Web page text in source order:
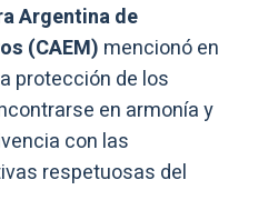
Argentina de
(CAEM) mencionó en
protección de los
en armonía y
con las
respetuosas del